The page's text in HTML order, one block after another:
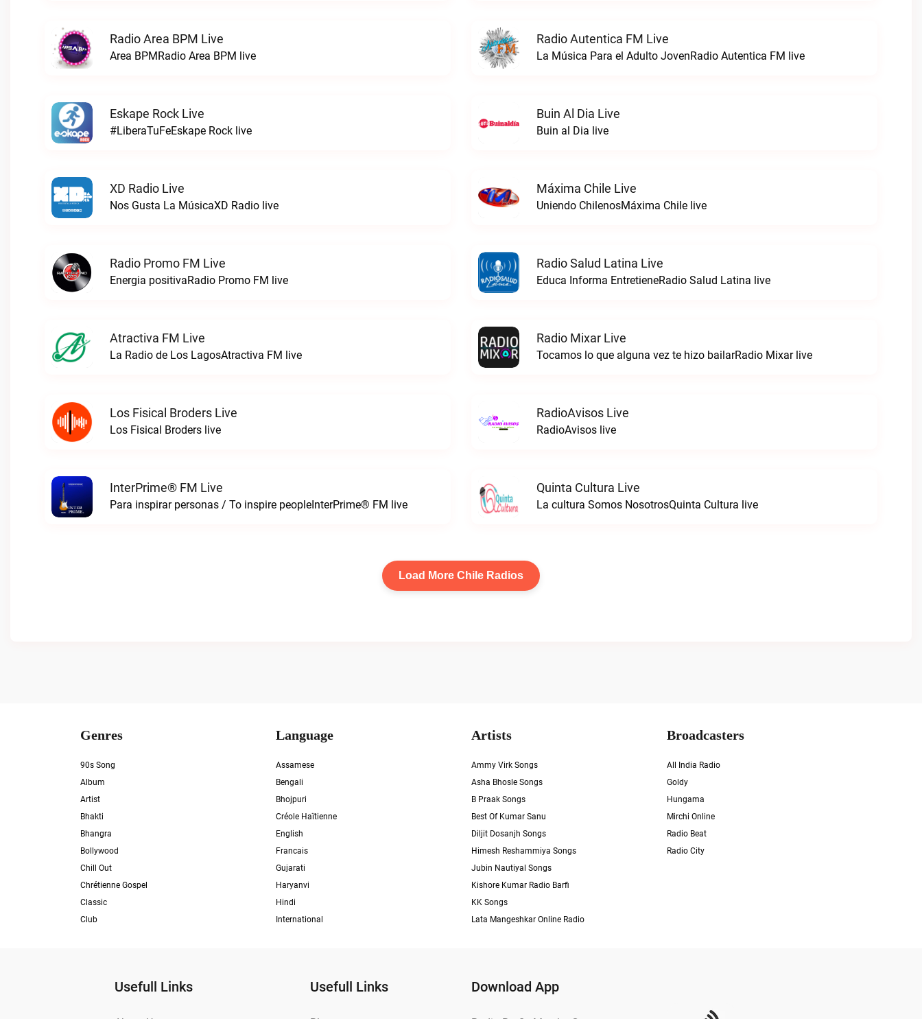
Radio Area BPM Live
Area BPMRadio Area BPM live
Radio Autentica FM Live
La Música Para el Adulto JovenRadio Autentica FM live
Eskape Rock Live
#LiberaTuFeEskape Rock live
Buin Al Dia Live
Buin al Dia live
XD Radio Live
Nos Gusta La MúsicaXD Radio live
Máxima Chile Live
Uniendo ChilenosMáxima Chile live
Radio Promo FM Live
Energia positivaRadio Promo FM live
Radio Salud Latina Live
Educa Informa EntretieneRadio Salud Latina live
Atractiva FM Live
La Radio de Los LagosAtractiva FM live
Radio Mixar Live
Tocamos lo que alguna vez te hizo bailarRadio Mixar live
Los Fisical Broders Live
Los Fisical Broders live
RadioAvisos Live
RadioAvisos live
InterPrime® FM Live
Para inspirar personas / To inspire peopleInterPrime® FM live
Quinta Cultura Live
La cultura Somos NosotrosQuinta Cultura live
Load More Chile Radios
Genres
90s Song
Album
Artist
Bhakti
Bhangra
Bollywood
Chill Out
Chrétienne Gospel
Classic
Club
Language
Assamese
Bengali
Bhojpuri
Créole Haïtienne
English
Francais
Gujarati
Haryanvi
Hindi
International
Artists
Ammy Virk Songs
Asha Bhosle Songs
B Praak Songs
Best Of Kumar Sanu
Diljit Dosanjh Songs
Himesh Reshammiya Songs
Jubin Nautiyal Songs
Kishore Kumar Radio Barfi
KK Songs
Lata Mangeshkar Online Radio
Broadcasters
All India Radio
Goldy
Hungama
Mirchi Online
Radio Beat
Radio City
Usefull Links Usefull Links Download App